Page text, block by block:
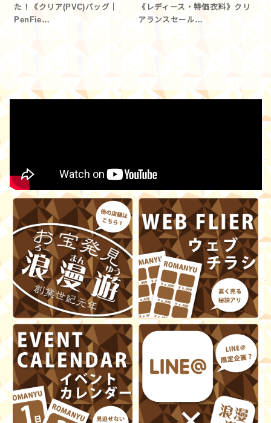
た！《クリア(PVC)バッグ｜
PenFie…
《レディース・特価衣料》クリ
アランスセール…